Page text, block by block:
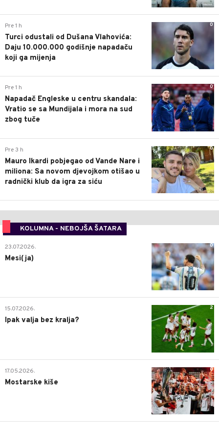
0
Pre 1 h
Turci odustali od Dušana Vlahovića:
Daju 10.000.000 godišnje napadaču
koji ga mijenja
0
Pre 1 h
Napadač Engleske u centru skandala:
Vratio se sa Mundijala i mora na sud
zbog tuče
0
Pre 3 h
Mauro Ikardi pobjegao od Vande Nare i
miliona: Sa novom djevojkom otišao u
radnički klub da igra za siću
KOLUMNA - NEBOJŠA ŠATARA
0
23.07.2026.
Mesi(ja)
2
15.07.2026.
Ipak valja bez kralja?
0
17.05.2026.
Mostarske kiše